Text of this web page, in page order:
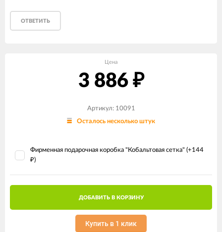
ОТВЕТИТЬ
Цена
3 886 ₽
Артикул: 10091
Осталось несколько штук
Фирменная подарочная коробка "Кобальтовая сетка" (+144
₽)
ДОБАВИТЬ В КОРЗИНУ
Купить в 1 клик